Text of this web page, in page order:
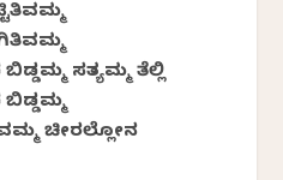
ಸತ್ಯಮ್ಮ ತೆಲ್ಲಿ
ಚೀರಲ್ಲೋನ